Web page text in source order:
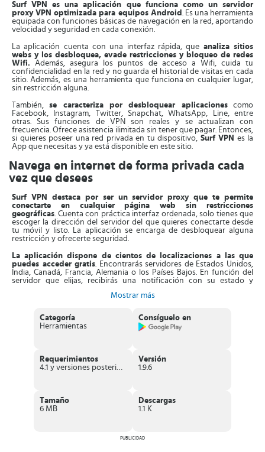
Surf VPN es una aplicación que funciona como un servidor
proxy VPN optimizada para equipos Android . Es una herramienta
equipada con funciones básicas de navegación en la red, aportando
velocidad y seguridad en cada conexión.
La aplicación cuenta con una interfaz rápida, que analiza sitios
webs y los desbloquea, evade restricciones y bloqueo de redes
Wifi. Además, asegura los puntos de acceso a Wifi, cuida tu
confidencialidad en la red y no guarda el historial de visitas en cada
sitio. Además, es una herramienta que funciona en cualquier lugar,
sin restricción alguna.
También,se caracteriza por desbloquear aplicacionescomo
Facebook, Instagram, Twitter, Snapchat, WhatsApp, Line, entre
otras. Sus funciones de VPN son reales y se actualizan con
frecuencia. Ofrece asistencia ilimitada sin tener que pagar. Entonces,
si quieres poseer una red privada en tu dispositivo, Surf VPN es la
App que necesitas y ya está disponible en este sitio.
Navega en internet de forma privada cada
vez que desees
Surf VPN destaca por ser un servidor proxy que te permite
conectarte en cualquier página web sin restricciones
geográficas. Cuenta con práctica interfaz ordenada, solo tienes que
escoger la dirección del servidor del que quieres conectarte desde
tu móvil y listo. La aplicación se encarga de desbloquear alguna
restricción y ofrecerte seguridad.
La aplicación dispone de cientos de localizaciones a las que
puedes acceder gratis. Encontrarás servidores de Estados Unidos,
India, Canadá, Francia, Alemania o los Países Bajos. En función del
servidor que elijas, recibirás una notificación con su estado y
tendrás acceso a diferentes alternativas.Estas son consultas de
las webs visitadas, desbloquear juegos, vídeos o aplicaciones con
restricciones. Después, podrás descargarlas en tu equipo. Otro
Asimismo,Surf VPN aporta varios protocolos que te permiten
conectarte a los servidores disponibles con una calidad óptima
versión Premium de la App.
ofrece servidores variados de diferentes partes del mundo
Mostrar más
Categoría
Herramientas
Consíguelo en
Requerimientos
4.1 y versiones posteriores
Versión
1.9.6
Tamaño
6 MB
Descargas
1.1 K
PUBLICIDAD